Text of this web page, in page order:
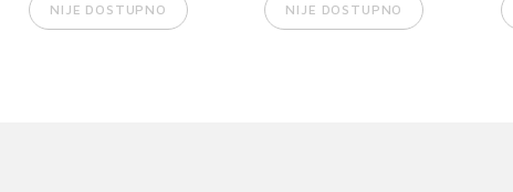
NIJE DOSTUPNO NIJE DOSTUPNO